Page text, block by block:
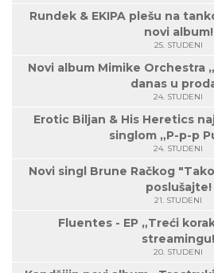
Rundek & EKIPA plešu na
novi album!
25. STUDENI
Novi album Mimike Orchestra
danas u
24. STUDENI
Erotic Biljan & His Heretics
singlom „P-p-p
24. STUDENI
Novi singl Brune Račkog
poslušajte!
21. STUDENI
Fluentes - EP „Treći
streamingu!
20. STUDENI